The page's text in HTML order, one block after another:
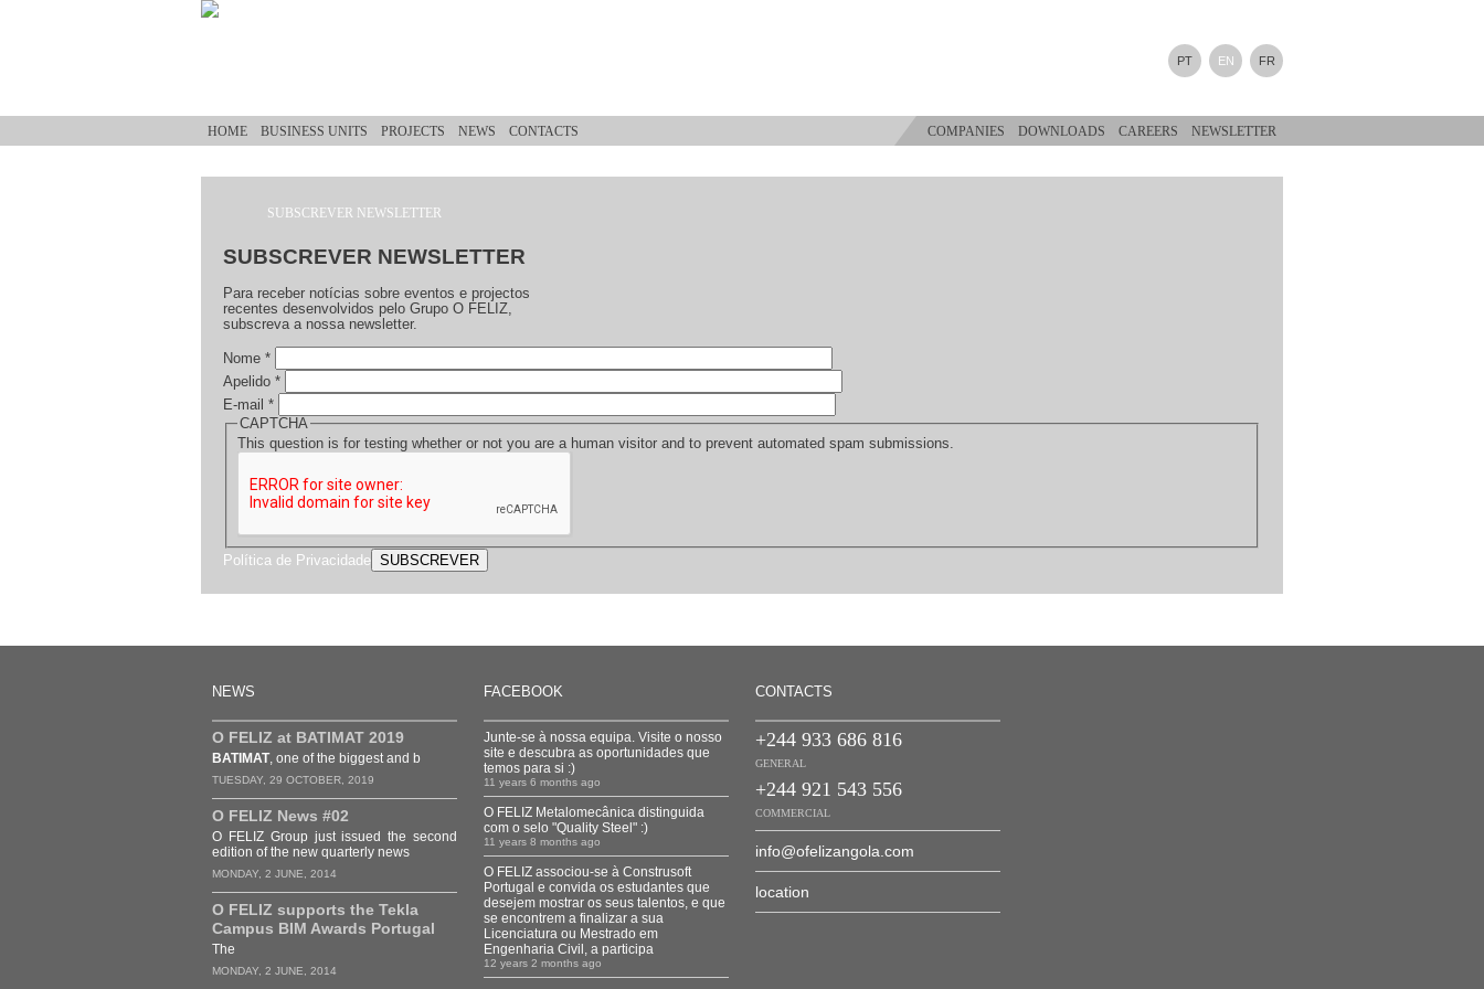
PT EN FR
HOME BUSINESS UNITS PROJECTS NEWS CONTACTS COMPANIES DOWNLOADS CAREERS NEWSLETTER
SUBSCREVER NEWSLETTER
SUBSCREVER NEWSLETTER
Para receber notícias sobre eventos e projectos
recentes desenvolvidos pelo Grupo O FELIZ,
subscreva a nossa newsletter.
Nome *
Apelido *
E-mail *
CAPTCHA
This question is for testing whether or not you are a human visitor and to prevent automated spam submissions.
Política de Privacidade
NEWS
O FELIZ at BATIMAT 2019
BATIMAT, one of the biggest and b
TUESDAY, 29 OCTOBER, 2019
O FELIZ News #02
O FELIZ Group just issued the second
edition of the new quarterly news
MONDAY, 2 JUNE, 2014
O FELIZ supports the Tekla
Campus BIM Awards Portugal
The
MONDAY, 2 JUNE, 2014
FACEBOOK
Junte-se à nossa equipa. Visite o nosso
site e descubra as oportunidades que
temos para si :)
11 years 6 months ago
O FELIZ Metalomecânica distinguida
com o selo "Quality Steel" :)
11 years 8 months ago
O FELIZ associou-se à Construsoft
Portugal e convida os estudantes que
desejem mostrar os seus talentos, e que
se encontrem a finalizar a sua
Licenciatura ou Mestrado em
Engenharia Civil, a participa
12 years 2 months ago
CONTACTS
+244 933 686 816
GENERAL
+244 921 543 556
COMMERCIAL
info@ofelizangola.com
location